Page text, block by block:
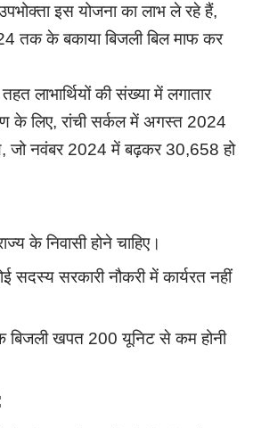
इस योजना का लाभ ले रहे हैं,
तक के बकाया बिजली बिल माफ कर
लाभार्थियों की संख्या में लगातार
के लिए, रांची सर्कल में अगस्त 2024
जो नवंबर 2024 में बढ़कर 30,658 हो
के निवासी होने चाहिए।
सदस्य सरकारी नौकरी में कार्यरत नहीं
बिजली खपत 200 यूनिट से कम होनी